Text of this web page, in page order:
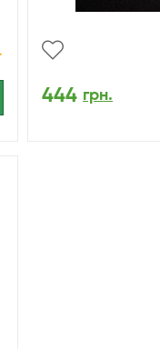
444 грн.